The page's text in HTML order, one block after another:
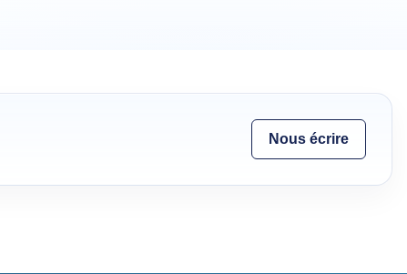
Nous écrire